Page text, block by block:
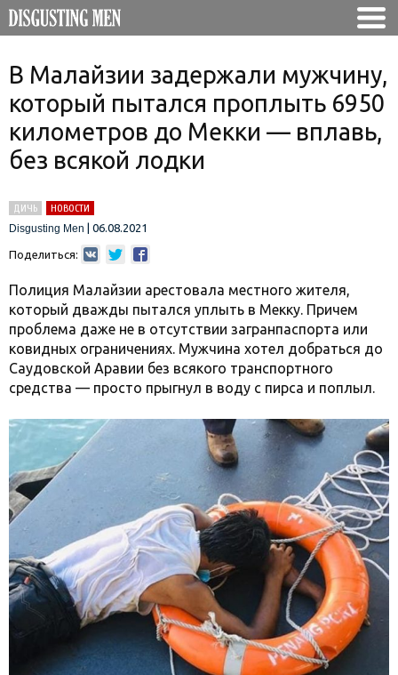
В Малайзии задержали мужчину,
который пытался проплыть 6950
километров до Мекки — вплавь,
без всякой лодки
ДИЧЬ
НОВОСТИ
Disgusting Men
06.08.2021
Поделиться:
Полиция Малайзии арестовала местного жителя,
который дважды пытался уплыть в Мекку. Причем
проблема даже не в отсутствии загранпаспорта или
ковидных ограничениях. Мужчина хотел добраться до
Саудовской Аравии без всякого транспортного
средства — просто прыгнул в воду с пирса и поплыл.